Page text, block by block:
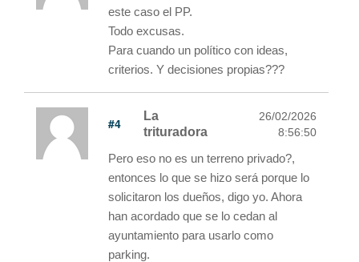
este caso el PP.
Todo excusas.
Para cuando un político con ideas,
criterios. Y decisiones propias???
#4
La
trituradora
26/02/2026
8:56:50
Pero eso no es un terreno privado?,
entonces lo que se hizo será porque lo
solicitaron los dueños, digo yo. Ahora
han acordado que se lo cedan al
ayuntamiento para usarlo como
parking.